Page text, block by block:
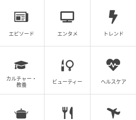
エピソード エンタメ トレンド
カルチャー・
教養
ビューティー ヘルスケア